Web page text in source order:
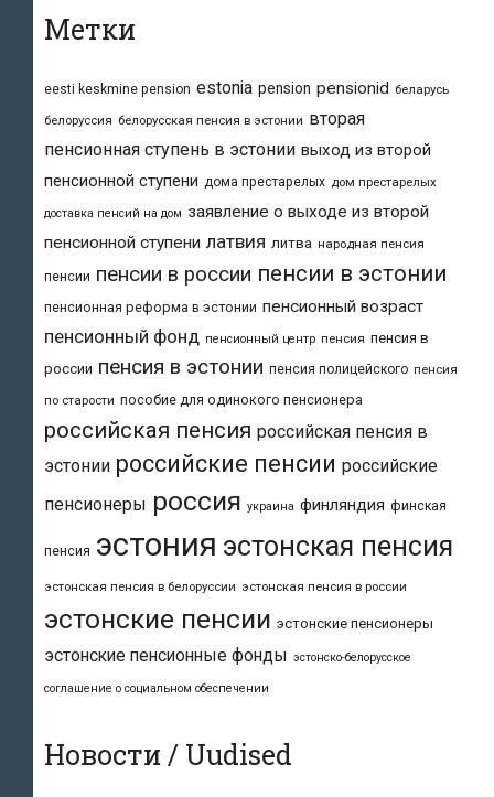
Метки
eesti keskmine pension estonia pension pensionid беларусь
белоруссия белорусская пенсия в эстонии вторая
пенсионная ступень в эстонии выход из второй
пенсионной ступени дома престарелых дом престарелых
доставка пенсий на дом заявление о выходе из второй
пенсионной ступени латвия литва народная пенсия
пенсии пенсии в россии пенсии в эстонии
пенсионная реформа в эстонии пенсионный возраст
пенсионный фонд пенсионный центр пенсия пенсия в
россии пенсия в эстонии пенсия полицейского пенсия
по старости пособие для одинокого пенсионера
российская пенсия российская пенсия в
эстонии российские пенсии российские
пенсионеры россия украина финляндия финская
пенсия эстония эстонская пенсия
эстонская пенсия в белоруссии эстонская пенсия в россии
эстонские пенсии эстонские пенсионеры
эстонские пенсионные фонды эстонско-белорусское
соглашение о социальном обеспечении
Новости / Uudised